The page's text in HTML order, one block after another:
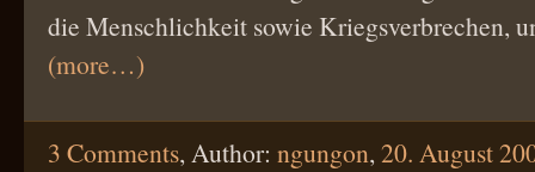
die Menschlichkeit sowie Kriegsverbrechen,
(more…)
3 Comments, Author: ngungon, 20. August